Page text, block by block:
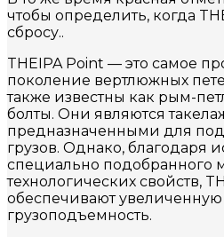
чтобы определить, когда
сбросу..
THEIPA Point — это самое
поколение вертлюжных
также известны как рым-
болты. Они являются
предназначенными для
грузов. Однако, благодаря
специально подобранного
технологических свойств,
обеспечивают увеличенную
грузоподъемность.